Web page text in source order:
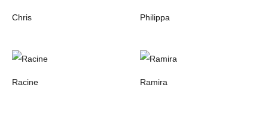
Chris Philippa
Racine Ramira